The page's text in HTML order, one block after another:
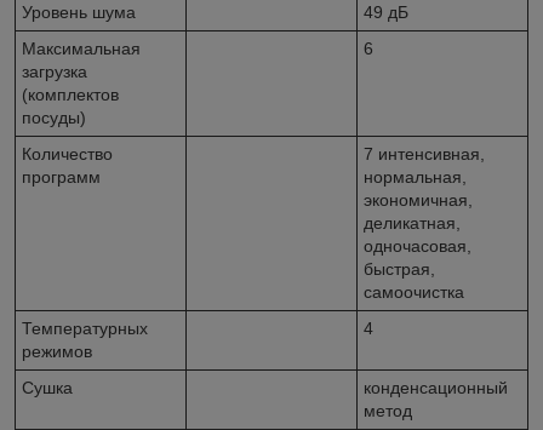
Уровень шума
49 дБ
Максимальная
загрузка
(комплектов
посуды)
6
Количество
программ
7 интенсивная,
нормальная,
экономичная,
деликатная,
одночасовая,
быстрая,
самоочистка
Температурных
режимов
4
Сушка
конденсационный
метод